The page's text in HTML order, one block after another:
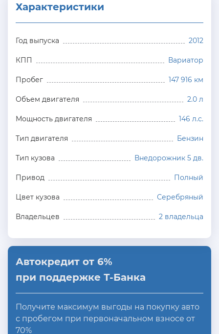
Характеристики
Год выпуска 2012
КПП Вариатор
Пробег 147 916 км
Объем двигателя 2.0 л
Мощность двигателя 146 л.с.
Тип двигателя Бензин
Тип кузова Внедорожник 5 дв.
Привод Полный
Цвет кузова Серебряный
Владельцев 2 владельца
Автокредит от 6%
при поддержке Т-Банка
Получите максимум выгоды на покупку авто
с пробегом при первоначальном взносе от
70%